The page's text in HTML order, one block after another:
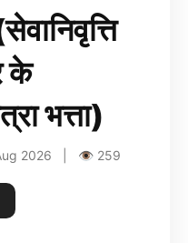
के
भत्ता)
2026 | 👁 259